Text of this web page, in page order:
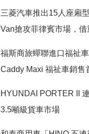
三菱汽車推出15人座廂
Van搶攻菲律賓市場，借
福斯商旅蟬聯進口福祉
Caddy Maxi 福祉車銷售
HYUNDAI PORTER II
3.5噸級貨車市場